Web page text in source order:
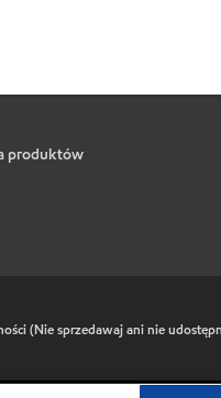
produktów
(Nie sprzedawaj ani nie